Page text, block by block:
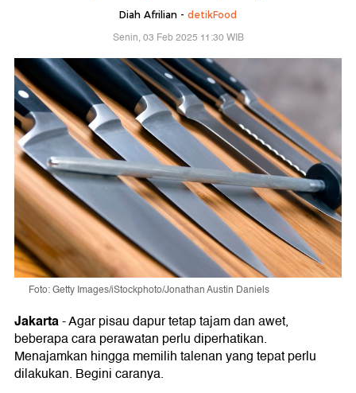
Diah Afrilian - detikFood
Senin, 03 Feb 2025 11:30 WIB
Foto: Getty Images/iStockphoto/Jonathan Austin Daniels
Jakarta-Agar pisau dapur tetap tajam dan awet,
beberapa cara perawatan perlu diperhatikan.
Menajamkan hingga memilih talenan yang tepat perlu
dilakukan. Begini caranya.